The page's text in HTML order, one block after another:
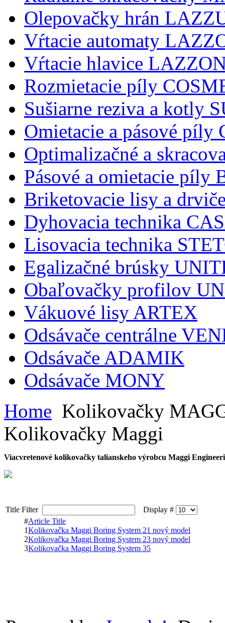
Olepovačky hrán
Vŕtacie automaty
Vŕtacie hlavice
Rozmietacie píly
Sušiarne reziva a kotly
Omietacie a pásové píly
Optimalizačné a
Pásové a omietacie píly
Briketovacie lisy a
Dyhovacia technika
Lisovacia technika
Egalizačné brúsky
Obaľovačky profilov
Vákuové lisy ARTEX
Odsávače centrálne
Odsávače ADAMIK
Odsávače MONY
Home Kolikovačky
Kolikovačky Maggi
Viacvretenové kolikovačky talianskeho výrobcu Maggi
Title Filter
Display #
#Article Title
1Kolikovačka Maggi Boring System 21 nový model
2Kolikovačka Maggi Boring System 23 nový model
3Kolikovačka Maggi Boring System 35